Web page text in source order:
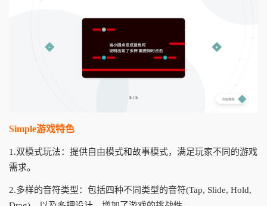
Simple游戏特色
1.双模式玩法：提供自由模式和故事模式，满足玩家不同的游戏
需求。
2.多样的音符类型：包括四种不同类型的音符(Tap, Slide, Hold,